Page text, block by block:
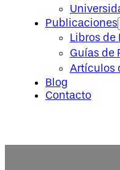
Publicaciones
Libros de
Guías de
Artículos
Blog
Contacto